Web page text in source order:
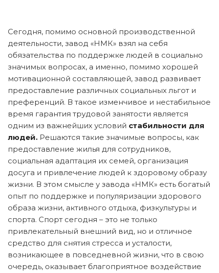
Сегодня, помимо основной производственной
деятельности, завод «НМК» взял на себя
обязательства по поддержке людей в социально
значимых вопросах, а именно, помимо хорошей
мотивационной составляющей, завод развивает
предоставление различных социальных льгот и
преференций. В такое изменчивое и нестабильное
время гарантия трудовой занятости является
одним из важнейших условий стабильности для
людей. Решаются такие значимые вопросы, как
предоставление жилья для сотрудников,
социальная адаптация их семей, организация
досуга и привлечение людей к здоровому образу
жизни. В этом смысле у завода «НМК» есть богатый
опыт по поддержке и популяризации здорового
образа жизни, активного отдыха, физкультуры и
спорта. Спорт сегодня – это не только
привлекательный внешний вид, но и отличное
средство для снятия стресса и усталости,
возникающее в повседневной жизни, что в свою
очередь, оказывает благоприятное воздействие